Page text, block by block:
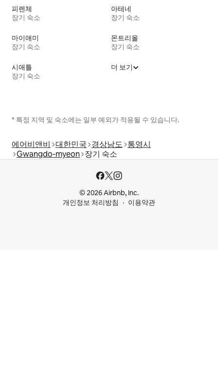
피렌체
장기 숙소
아테네
장기 숙소
마이애미
장기 숙소
몬트리올
장기 숙소
시애틀
장기 숙소
더 보기
* 특정 지역 및 숙소에는 일부 예외가 적용될 수 있습니다.
에어비앤비 대한민국 경상남도 통영시
Gwangdo-myeon 장기 숙소
© 2026 Airbnb, Inc.
개인정보 처리방침
이용약관